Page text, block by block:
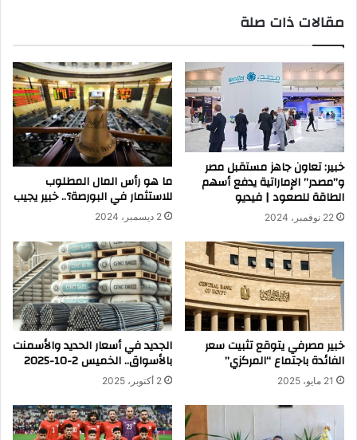
مقالات ذات صلة
خبير: تعاون جاهز مستقبل مصر
و”مصدر” الإماراتية يدفع أسهم
الطاقة للصعود | فيديو
22 نوفمبر، 2024
ما هو رأس المال المطلوب
للاستثمار في البورصة؟.. خبير يجيب
2 ديسمبر، 2024
خبير مصرفي يتوقع تثبيت سعر
الفائدة باجتماع “المركزي”
21 مايو، 2025
الجديد في أسعار الحديد والأسمنت
بالأسواق.. الخميس 2-10-2025
2 أكتوبر، 2025